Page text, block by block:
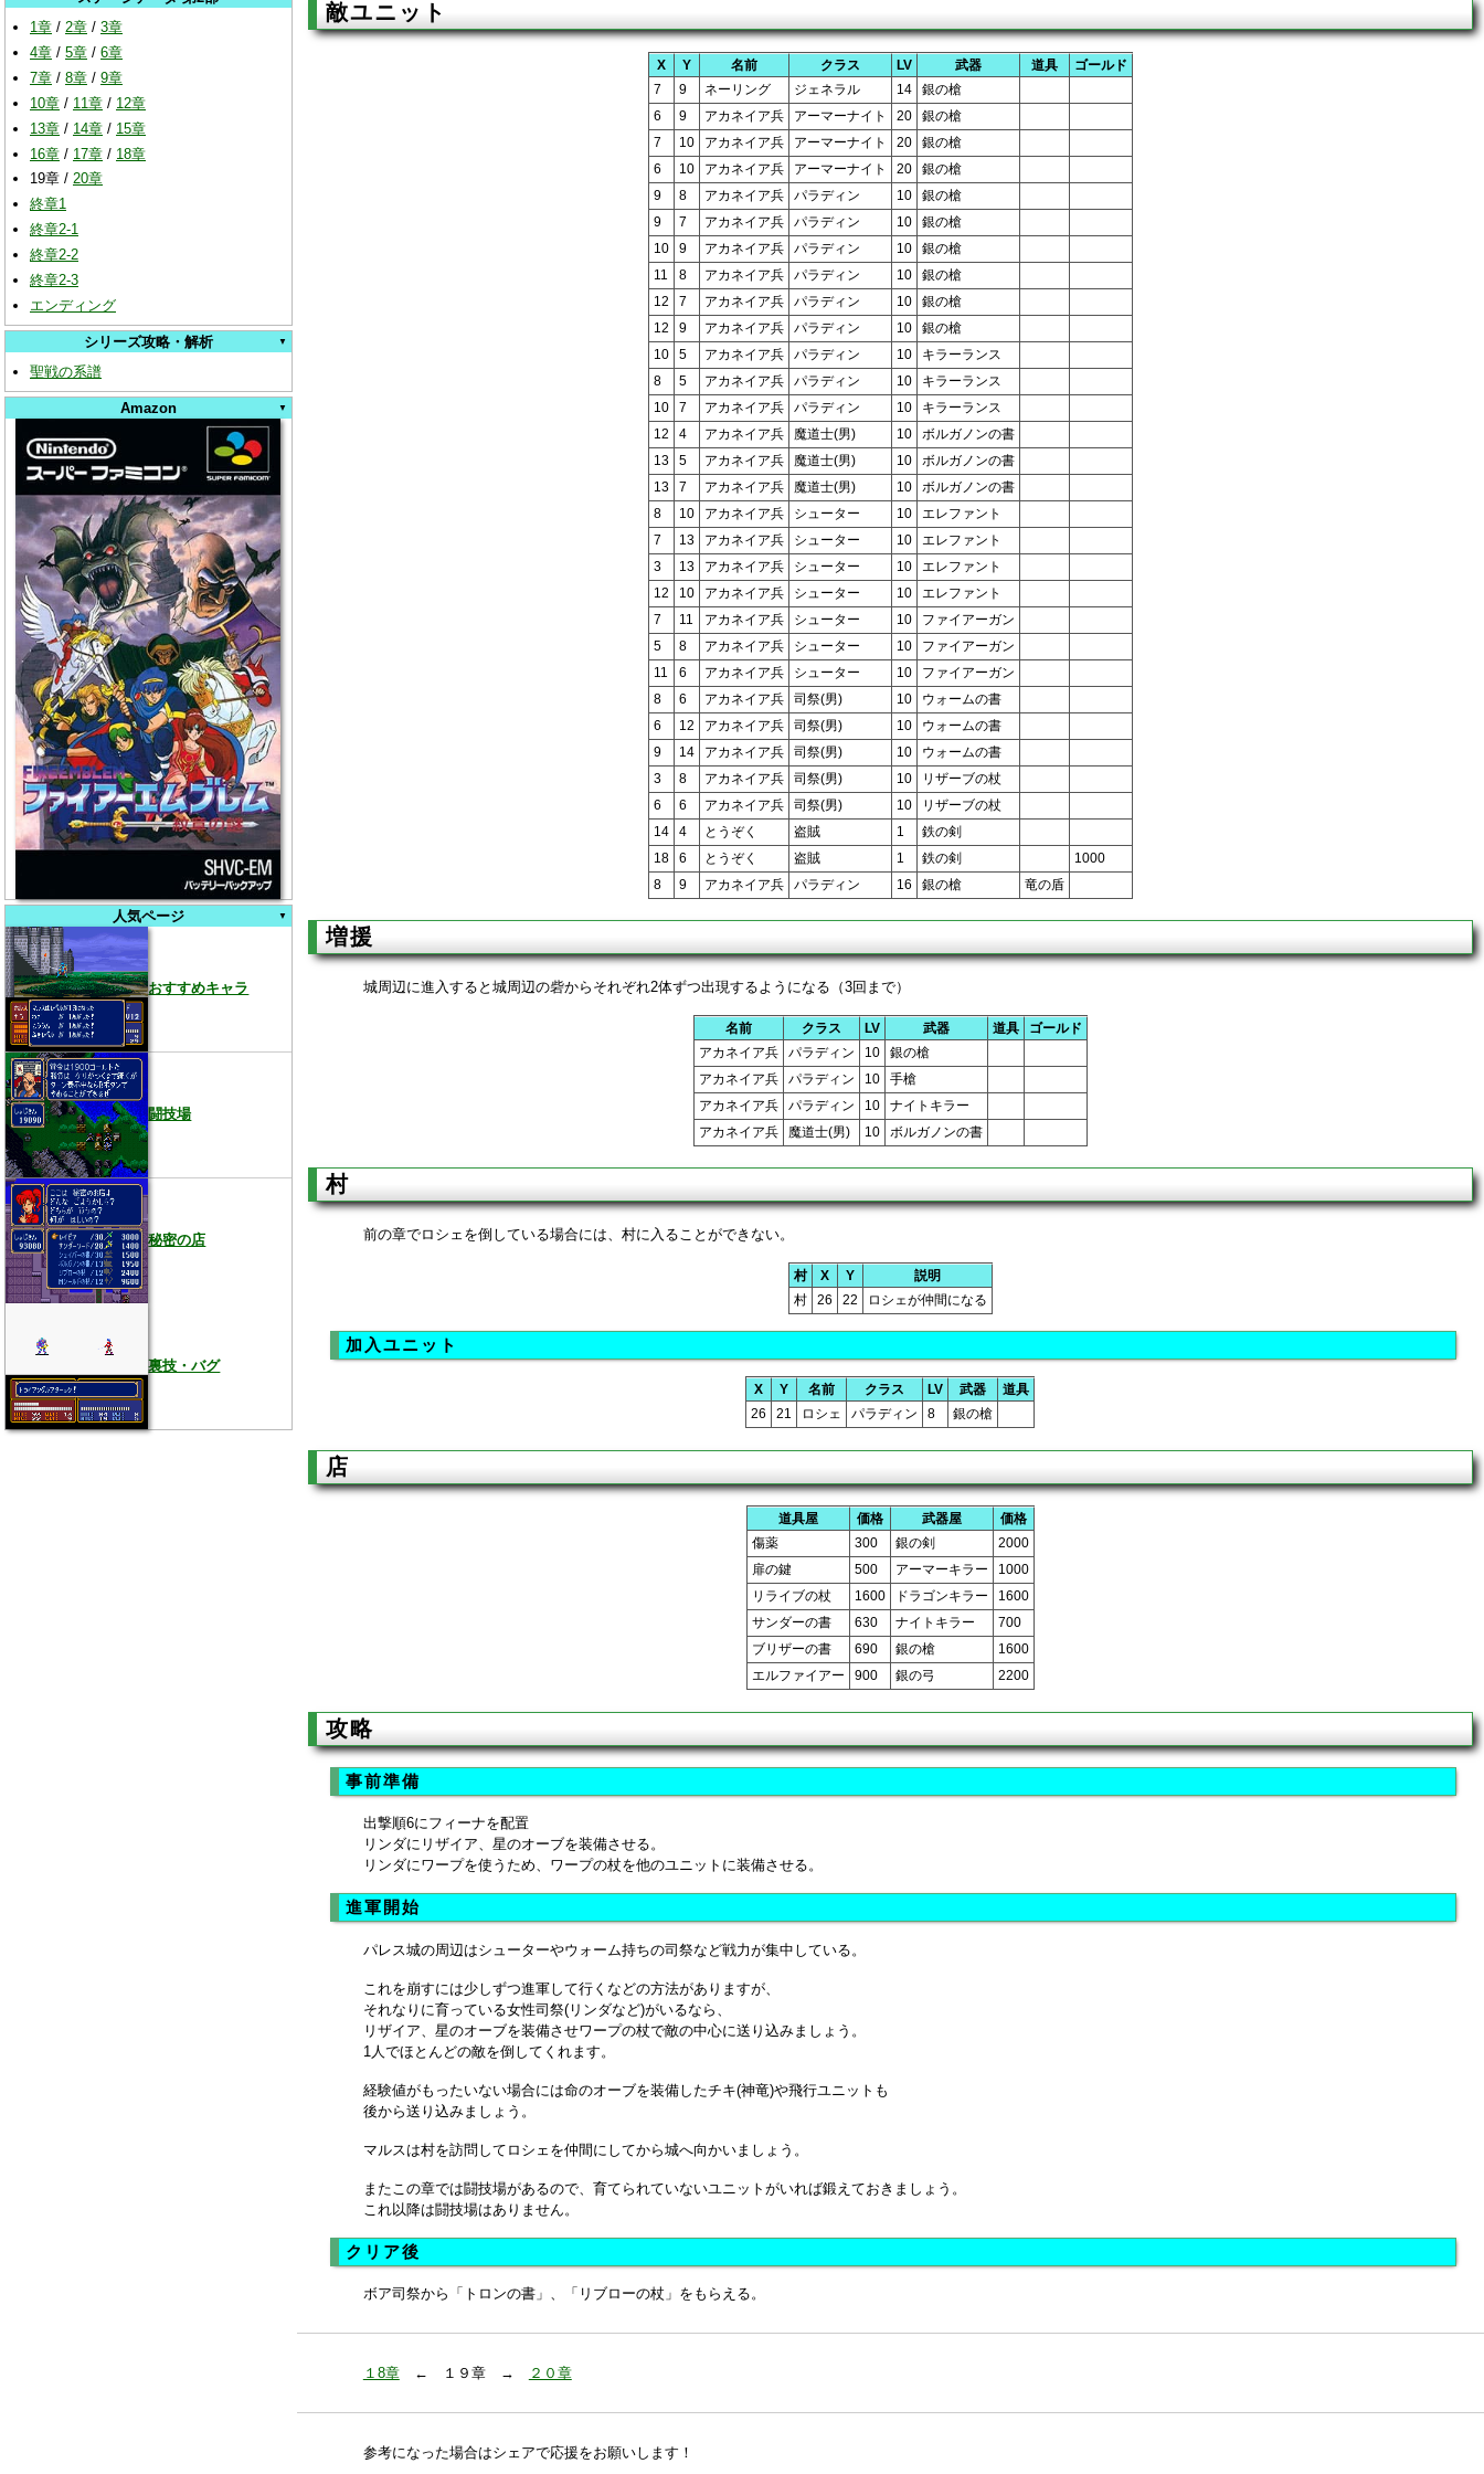
1章 / 2章 / 3章
4章 / 5章 / 6章
7章 / 8章 / 9章
10章 / 11章 / 12章
13章 / 14章 / 15章
16章 / 17章 / 18章
19章 / 20章
終章1
終章2-1
終章2-2
終章2-3
エンディング
シリーズ攻略・解析
聖戦の系譜
Amazon
人気ページ
おすすめキャラ
闘技場
秘密の店
裏技・バグ
敵ユニット
X Y 名前 クラス LV 武器 道具
ゴールド
7
9 ネーリング ジェネラル 14
銀の槍
6
9 アカネイア兵 アーマーナイト 20
銀の槍
7
10 アカネイア兵 アーマーナイト 20
銀の槍
6
10 アカネイア兵 アーマーナイト 20
銀の槍
9
8 アカネイア兵 パラディン 10
銀の槍
9
7 アカネイア兵 パラディン 10
銀の槍
10
9 アカネイア兵 パラディン 10
銀の槍
11
8 アカネイア兵 パラディン 10
銀の槍
12
7 アカネイア兵 パラディン 10
銀の槍
12
9 アカネイア兵 パラディン 10
銀の槍
10
5 アカネイア兵 パラディン 10
キラーランス
8
5 アカネイア兵 パラディン 10
キラーランス
10
7 アカネイア兵 パラディン 10
キラーランス
12
4 アカネイア兵 魔道士(男) 10
ボルガノンの書
13
5 アカネイア兵 魔道士(男) 10
ボルガノンの書
13
7 アカネイア兵 魔道士(男) 10
ボルガノンの書
8
10 アカネイア兵 シューター 10
エレファント
7
13 アカネイア兵 シューター 10
エレファント
3
13 アカネイア兵 シューター 10
エレファント
12
10 アカネイア兵 シューター 10
エレファント
7
11 アカネイア兵 シューター 10
ファイアーガン
5
8 アカネイア兵 シューター 10
ファイアーガン
11
6 アカネイア兵 シューター 10
ファイアーガン
8
6 アカネイア兵 司祭(男) 10
ウォームの書
6
12 アカネイア兵 司祭(男) 10
ウォームの書
9
14 アカネイア兵 司祭(男) 10
ウォームの書
3
8 アカネイア兵 司祭(男) 10
リザーブの杖
6
6 アカネイア兵 司祭(男) 10
リザーブの杖
14
4 とうぞく 盗賊 1
鉄の剣
18
6 とうぞく 盗賊 1 鉄の剣
1000
8
9 アカネイア兵 パラディン 16 銀の槍 竜の盾
増援
城周辺に進入すると城周辺の砦からそれぞれ2体ずつ出現するようになる（3回まで）
名前 クラス LV 武器 道具
ゴールド
アカネイア兵
パラディン 10
銀の槍
アカネイア兵
パラディン 10
手槍
アカネイア兵
パラディン 10
ナイトキラー
アカネイア兵
魔道士(男) 10 ボルガノンの書
村
前の章でロシェを倒している場合には、村に入ることができない。
村 X Y
説明
村
26 22 ロシェが仲間になる
加入ユニット
X Y 名前 クラス LV 武器
道具
26
21 ロシェ パラディン 8 銀の槍
店
道具屋 価格 武器屋
価格
傷薬
300 銀の剣
2000
扉の鍵
500 アーマーキラー
1000
リライブの杖
1600 ドラゴンキラー
1600
サンダーの書
630 ナイトキラー
700
ブリザーの書
690 銀の槍
1600
エルファイアー
900 銀の弓 2200
攻略
事前準備
出撃順6にフィーナを配置
リンダにリザイア、星のオーブを装備させる。
リンダにワープを使うため、ワープの杖を他のユニットに装備させる。
進軍開始
パレス城の周辺はシューターやウォーム持ちの司祭など戦力が集中している。
これを崩すには少しずつ進軍して行くなどの方法がありますが、
それなりに育っている女性司祭(リンダなど)がいるなら、
リザイア、星のオーブを装備させワープの杖で敵の中心に送り込みましょう。
1人でほとんどの敵を倒してくれます。
経験値がもったいない場合には命のオーブを装備したチキ(神竜)や飛行ユニットも
後から送り込みましょう。
マルスは村を訪問してロシェを仲間にしてから城へ向かいましょう。
またこの章では闘技場があるので、育てられていないユニットがいれば鍛えておきましょう。
これ以降は闘技場はありません。
クリア後
ボア司祭から「トロンの書」、「リブローの杖」をもらえる。
１8章← １９章 → ２０章
参考になった場合はシェアで応援をお願いします！